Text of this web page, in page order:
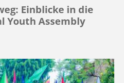
Einblicke in die
Youth Assembly